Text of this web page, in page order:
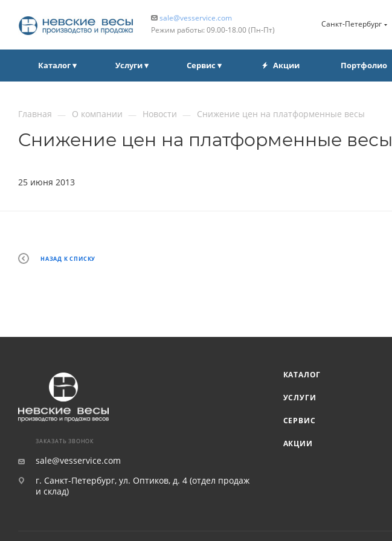
sale@vesservice.com
Режим работы: 09.00‑18.00 (Пн‑Пт)
Санкт-Петербург
Каталог ▾ Услуги ▾ Сервис ▾ Акции Портфолио
Главная — О компании — Новости — Снижение цен на платформенные весы
Снижение цен на платформенные весы
25 июня 2013
НАЗАД К СПИСКУ
ЗАКАЗАТЬ ЗВОНОК
sale@vesservice.com
г. Санкт-Петербург, ул. Оптиков, д. 4 (отдел продаж
и склад)
КАТАЛОГ
УСЛУГИ
СЕРВИС
АКЦИИ